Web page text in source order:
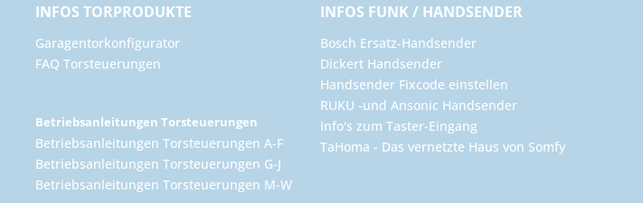
INFOS TORPRODUKTE
Garagentorkonfigurator
FAQ Torsteuerungen
Betriebsanleitungen Torsteuerungen
Betriebsanleitungen Torsteuerungen A-F
Betriebsanleitungen Torsteuerungen G-J
Betriebsanleitungen Torsteuerungen M-W
INFOS FUNK / HANDSENDER
Bosch Ersatz-Handsender
Dickert Handsender
Handsender Fixcode einstellen
RUKU -und Ansonic Handsender
Info's zum Taster-Eingang
TaHoma - Das vernetzte Haus von Somfy